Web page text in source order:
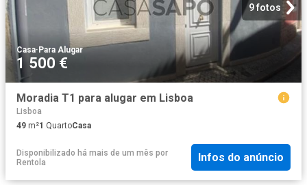
9 fotos
Casa·Para Alugar
1 500 €
Moradia T1 para alugar em Lisboa
Lisboa
49 m²1 QuartoCasa
Disponibilizado há mais de um mês por
Rentola
Infos do anúncio